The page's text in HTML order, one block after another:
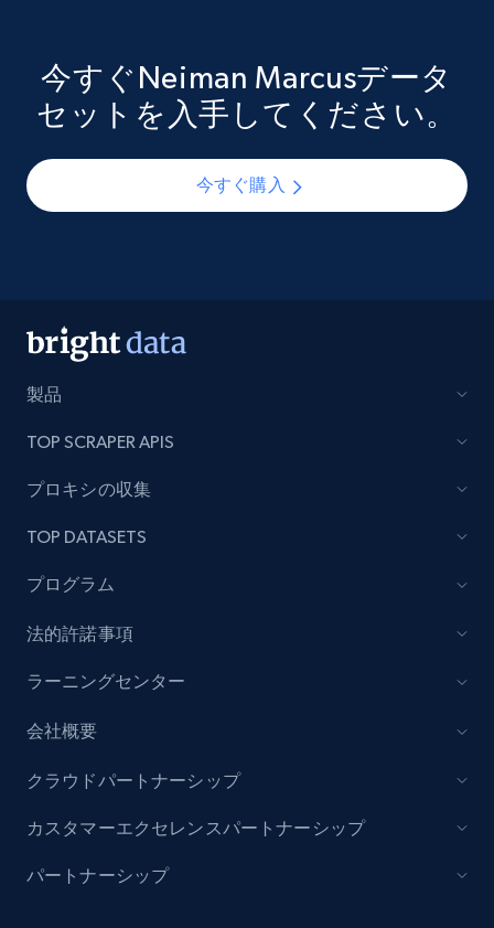
今すぐNeiman Marcusデータ
セットを入手してください。
今すぐ購入
製品
TOP SCRAPER APIS
プロキシの収集
TOP DATASETS
プログラム
法的許諾事項
ラーニングセンター
会社概要
クラウドパートナーシップ
カスタマーエクセレンスパートナーシップ
パートナーシップ